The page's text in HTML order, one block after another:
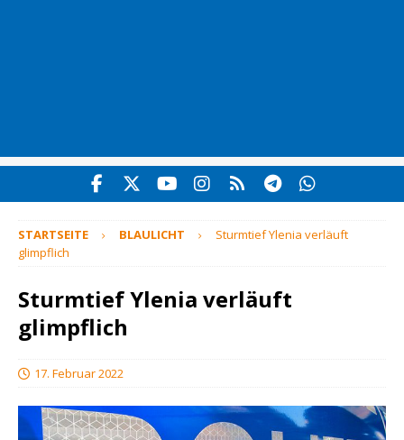
STARTSEITE BLAULICHT
Sturmtief Ylenia verläuft
glimpflich
Sturmtief Ylenia verläuft
glimpflich
17. Februar 2022